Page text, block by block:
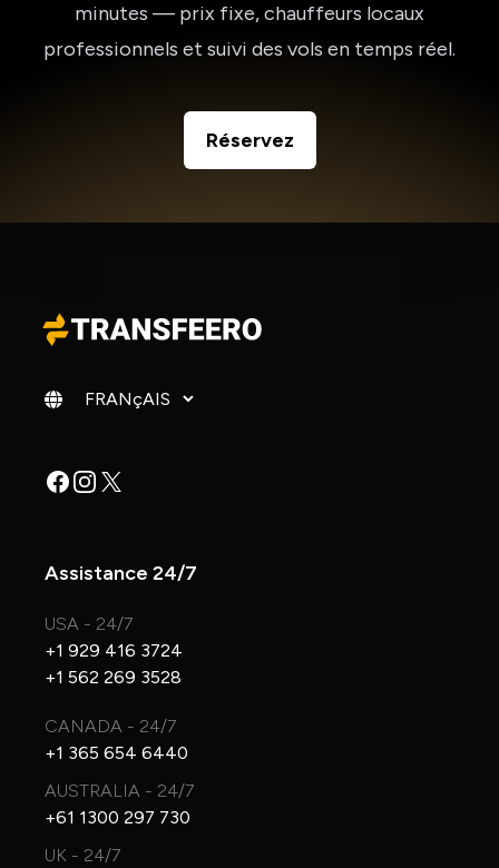
minutes — prix fixe, chauffeurs locaux
professionnels et suivi des vols en temps réel.
Réservez
Changer de langue
Facebook
Instagram
X
Assistance 24/7
USA - 24/7
+1 929 416 3724
+1 562 269 3528
CANADA - 24/7
+1 365 654 6440
AUSTRALIA - 24/7
+61 1300 297 730
UK - 24/7